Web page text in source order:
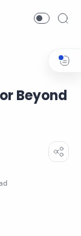
Beyond